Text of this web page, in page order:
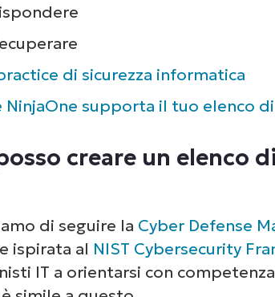
di sicurezza informatica
NinjaOne supporta il tuo elenco
creare un elenco
di seguire la Cyber Defense
ispirata al NIST Cybersecurity
IT a orientarsi con